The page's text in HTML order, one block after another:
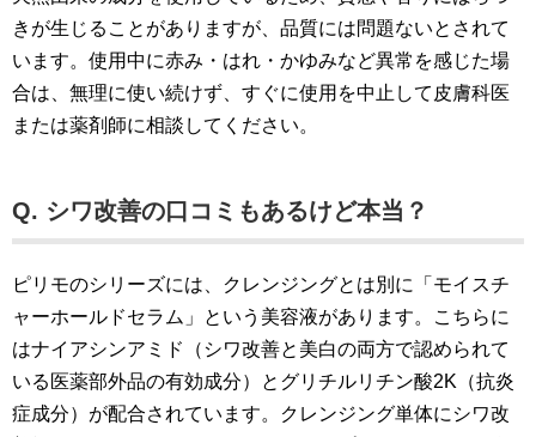
きが生じることがありますが、品質には問題ないとされて
います。使用中に赤み・はれ・かゆみなど異常を感じた場
合は、無理に使い続けず、すぐに使用を中止して皮膚科医
または薬剤師に相談してください。
Q. シワ改善の口コミもあるけど本当？
ピリモのシリーズには、クレンジングとは別に「モイスチ
ャーホールドセラム」という美容液があります。こちらに
はナイアシンアミド（シワ改善と美白の両方で認められて
いる医薬部外品の有効成分）とグリチルリチン酸2K（抗炎
症成分）が配合されています。クレンジング単体にシワ改